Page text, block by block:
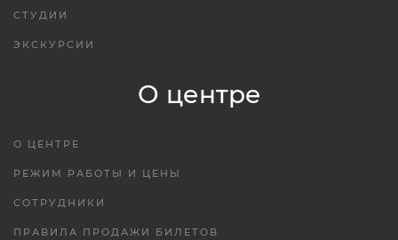
СТУДИИ
ЭКСКУРСИИ
О центре
О ЦЕНТРЕ
РЕЖИМ РАБОТЫ И ЦЕНЫ
СОТРУДНИКИ
ПРАВИЛА ПРОДАЖИ БИЛЕТОВ